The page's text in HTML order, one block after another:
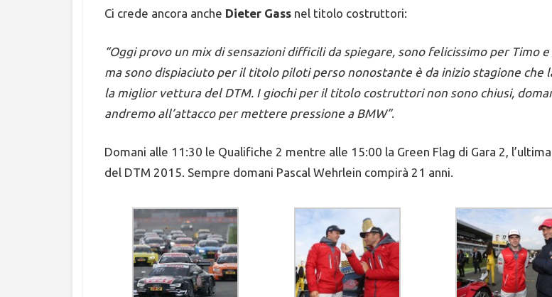
Ci crede ancora anche Dieter Gass nel titolo costruttori:
“Oggi provo un mix di sensazioni difficili da spiegare, sono felicissimo per Timo e
ma sono dispiaciuto per il titolo piloti perso nonostante è da inizio stagione che
la miglior vettura del DTM. I giochi per il titolo costruttori non sono chiusi,
andremo all’attacco per mettere pressione a BMW”.
Domani alle 11:30 le Qualifiche 2 mentre alle 15:00 la Green Flag di Gara 2,
del DTM 2015. Sempre domani Pascal Wehrlein compirà 21 anni.